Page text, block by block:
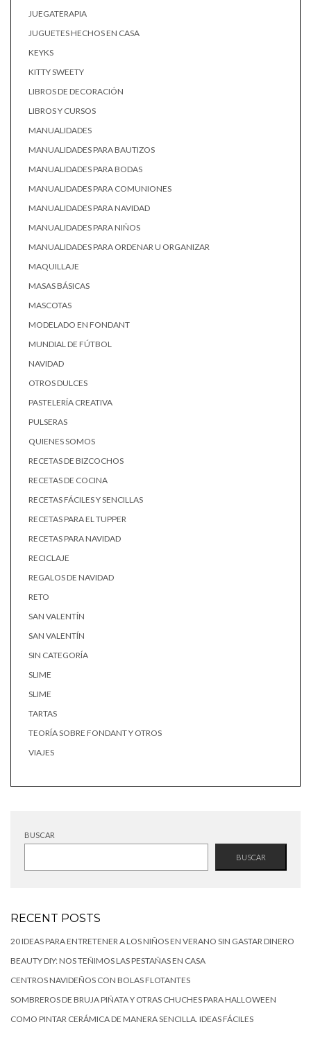
JUEGATERAPIA
JUGUETES HECHOS EN CASA
KEYKS
KITTY SWEETY
LIBROS DE DECORACIÓN
LIBROS Y CURSOS
MANUALIDADES
MANUALIDADES PARA BAUTIZOS
MANUALIDADES PARA BODAS
MANUALIDADES PARA COMUNIONES
MANUALIDADES PARA NAVIDAD
MANUALIDADES PARA NIÑOS
MANUALIDADES PARA ORDENAR U ORGANIZAR
MAQUILLAJE
MASAS BÁSICAS
MASCOTAS
MODELADO EN FONDANT
MUNDIAL DE FÚTBOL
NAVIDAD
OTROS DULCES
PASTELERÍA CREATIVA
PULSERAS
QUIENES SOMOS
RECETAS DE BIZCOCHOS
RECETAS DE COCINA
RECETAS FÁCILES Y SENCILLAS
RECETAS PARA EL TUPPER
RECETAS PARA NAVIDAD
RECICLAJE
REGALOS DE NAVIDAD
RETO
SAN VALENTÍN
SAN VALENTÍN
SIN CATEGORÍA
SLIME
SLIME
TARTAS
TEORÍA SOBRE FONDANT Y OTROS
VIAJES
BUSCAR
BUSCAR
RECENT POSTS
20 IDEAS PARA ENTRETENER A LOS NIÑOS EN VERANO SIN GASTAR DINERO
BEAUTY DIY: NOS TEÑIMOS LAS PESTAÑAS EN CASA
CENTROS NAVIDEÑOS CON BOLAS FLOTANTES
SOMBREROS DE BRUJA PIÑATA Y OTRAS CHUCHES PARA HALLOWEEN
COMO PINTAR CERÁMICA DE MANERA SENCILLA. IDEAS FÁCILES